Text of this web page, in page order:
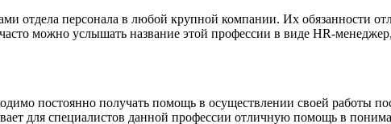
отдела персонала в любой крупной компании. Их обязанности
можно услышать название этой профессии в виде HR-менеджер,
постоянно получать помощь в осуществлении своей работы
для специалистов данной профессии отличную помощь в